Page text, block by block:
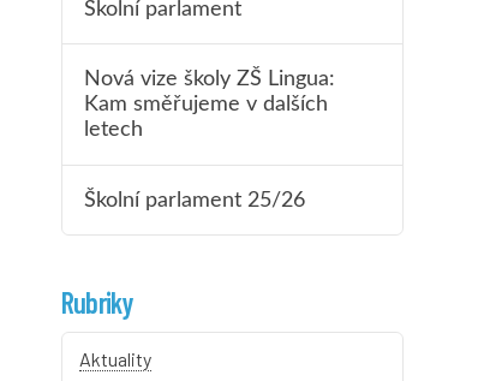
Školní parlament
Nová vize školy ZŠ Lingua:
Kam směřujeme v dalších
letech
Školní parlament 25/26
Rubriky
Aktuality